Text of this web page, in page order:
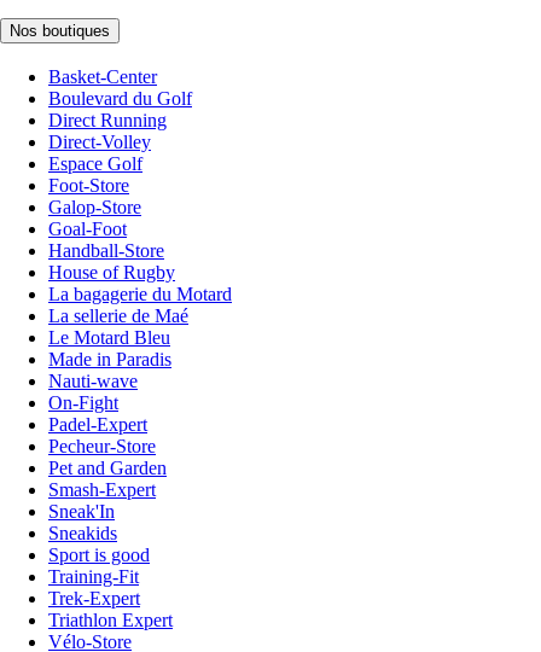
Nos boutiques
Basket-Center
Boulevard du Golf
Direct Running
Direct-Volley
Espace Golf
Foot-Store
Galop-Store
Goal-Foot
Handball-Store
House of Rugby
La bagagerie du Motard
La sellerie de Maé
Le Motard Bleu
Made in Paradis
Nauti-wave
On-Fight
Padel-Expert
Pecheur-Store
Pet and Garden
Smash-Expert
Sneak'In
Sneakids
Sport is good
Training-Fit
Trek-Expert
Triathlon Expert
Vélo-Store